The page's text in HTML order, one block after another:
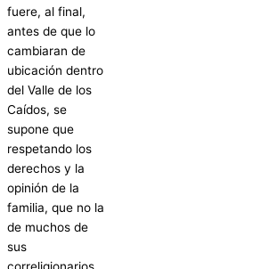
fuere, al final,
antes de que lo
cambiaran de
ubicación dentro
del Valle de los
Caídos, se
supone que
respetando los
derechos y la
opinión de la
familia, que no la
de muchos de
sus
correligionarios,